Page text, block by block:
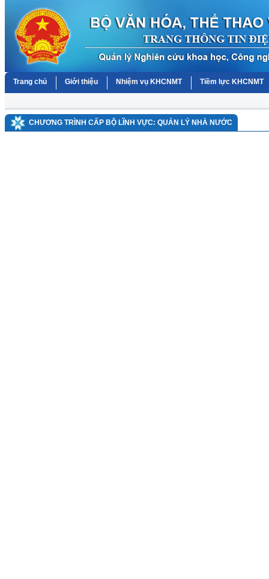
Trang chủ Giới thiệu Nhiệm vụ KHCNMT Tiềm lực KHCNMT
CHƯƠNG TRÌNH CẤP BỘ LĨNH VỰC: QUẢN LÝ NHÀ NƯỚC